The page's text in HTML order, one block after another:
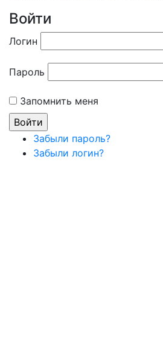
Войти
Логин
Пароль
Запомнить меня
Забыли пароль?
Забыли логин?